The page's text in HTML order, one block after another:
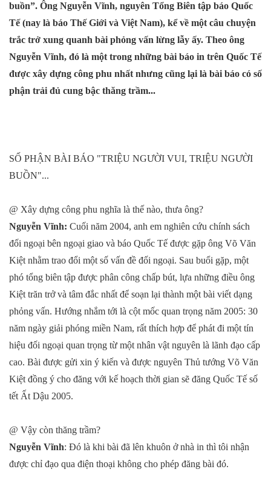
buồn”. Ông Nguyễn Vĩnh, nguyên Tổng Biên tập báo Quốc
Tế (nay là báo Thế Giới và Việt Nam), kể về một câu chuyện
trắc trở xung quanh bài phỏng vấn lừng lẫy ấy. Theo ông
Nguyễn Vĩnh, đó là một trong những bài báo in trên Quốc Tế
được xây dựng công phu nhất nhưng cũng lại là bài báo có số
phận trải đủ cung bậc thăng trầm...
SỐ PHẬN BÀI BÁO "TRIỆU NGƯỜI VUI, TRIỆU NGƯỜI
BUỒN"...
@ Xây dựng công phu nghĩa là thế nào, thưa ông?
Nguyễn Vĩnh: Cuối năm 2004, anh em nghiên cứu chính sách
đối ngoại bên ngoại giao và báo Quốc Tế được gặp ông Võ Văn
Kiệt nhằm trao đổi một số vấn đề đối ngoại. Sau buổi gặp, một
phó tổng biên tập được phân công chấp bút, lựa những điều ông
Kiệt trăn trở và tâm đắc nhất để soạn lại thành một bài viết dạng
phỏng vấn. Hướng nhắm tới là cột mốc quan trọng năm 2005: 30
năm ngày giải phóng miền Nam, rất thích hợp để phát đi một tín
hiệu đối ngoại quan trọng từ một nhân vật nguyên là lãnh đạo cấp
cao. Bài được gửi xin ý kiến và được nguyên Thủ tướng Võ Văn
Kiệt đồng ý cho đăng với kế hoạch thời gian sẽ đăng Quốc Tế số
tết Ất Dậu 2005.
@ Vậy còn thăng trầm?
Nguyễn Vĩnh: Đó là khi bài đã lên khuôn ở nhà in thì tôi nhận
được chỉ đạo qua điện thoại không cho phép đăng bài đó.